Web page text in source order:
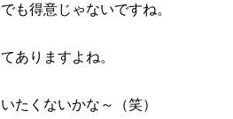
も得意じゃないですね。
ありますよね。
たくないかな～（笑）